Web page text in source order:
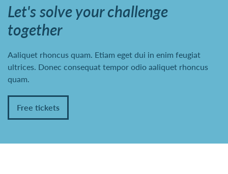
Let's solve your challenge
together
Aaliquet rhoncus quam. Etiam eget dui in enim feugiat
ultrices. Donec consequat tempor odio aaliquet rhoncus
quam.
Free tickets